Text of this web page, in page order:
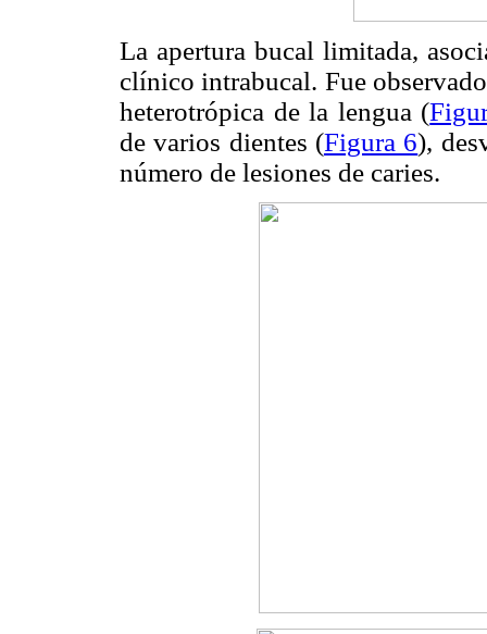
La apertura bucal limitada,
clínico intrabucal. Fue
heterotrópica de la lengua (
de varios dientes (Figura 6),
número de lesiones de caries.